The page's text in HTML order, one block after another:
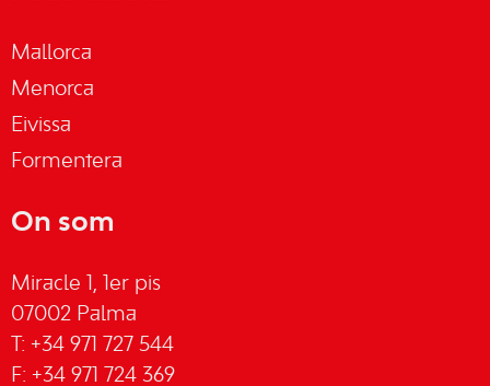
Mallorca
Menorca
Eivissa
Formentera
On som
Miracle 1, 1er pis
07002 Palma
T: +34 971 727 544
F: +34 971 724 369